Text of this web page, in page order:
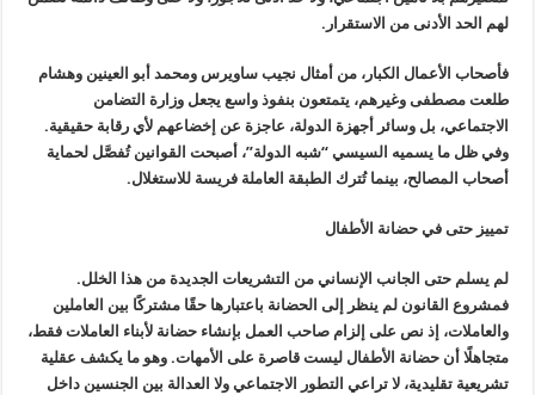
لهم الحد الأدنى من الاستقرار.
فأصحاب الأعمال الكبار، من أمثال نجيب ساويرس ومحمد أبو العينين وهشام
طلعت مصطفى وغيرهم، يتمتعون بنفوذ واسع يجعل وزارة التضامن
الاجتماعي، بل وسائر أجهزة الدولة، عاجزة عن إخضاعهم لأي رقابة حقيقية.
وفي ظل ما يسميه السيسي “شبه الدولة”، أصبحت القوانين تُفصَّل لحماية
أصحاب المصالح، بينما تُترك الطبقة العاملة فريسة للاستغلال.
تمييز حتى في حضانة الأطفال
لم يسلم حتى الجانب الإنساني من التشريعات الجديدة من هذا الخلل.
فمشروع القانون لم ينظر إلى الحضانة باعتبارها حقًا مشتركًا بين العاملين
والعاملات، إذ نص على إلزام صاحب العمل بإنشاء حضانة لأبناء العاملات فقط،
متجاهلًا أن حضانة الأطفال ليست قاصرة على الأمهات. وهو ما يكشف عقلية
تشريعية تقليدية، لا تراعي التطور الاجتماعي ولا العدالة بين الجنسين داخل